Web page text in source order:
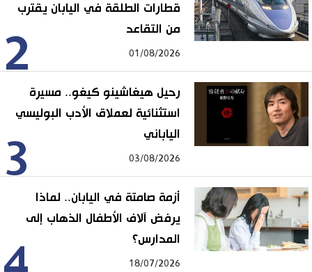
2
قطارات الطلقة في اليابان يقترب
من التقاعد
01/08/2026
3
رحيل هيغاشينو كيغو.. مسيرة
استثنائية لعملاق الأدب البوليسي
الياباني
03/08/2026
أزمة صامتة في اليابان.. لماذا
يرفض آلاف الأطفال الذهاب إلى
المدارس؟
18/07/2026